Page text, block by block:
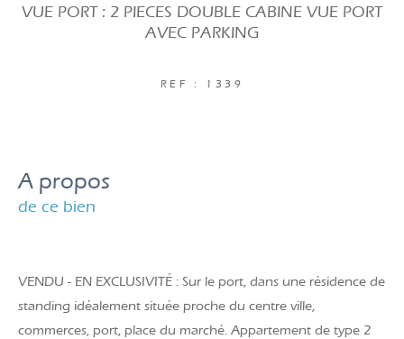
VUE PORT : 2 PIECES DOUBLE CABINE VUE PORT
AVEC PARKING
REF : 1339
a propos
de ce bien
VENDU - EN EXCLUSIVITÉ : Sur le port, dans une résidence de
standing idéalement située proche du centre ville,
commerces, port, place du marché. Appartement de type 2